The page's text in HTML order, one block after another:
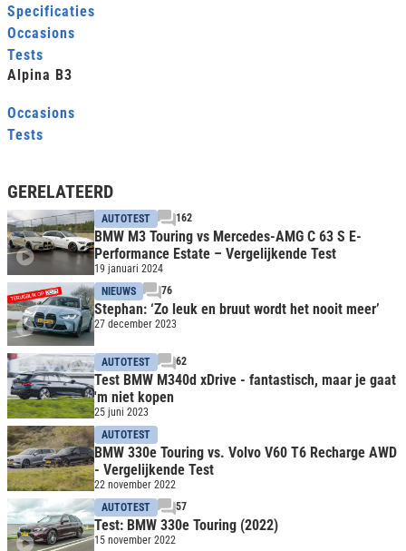
Specificaties
Occasions
Tests
Alpina B3
Occasions
Tests
GERELATEERD
AUTOTEST 162
BMW M3 Touring vs Mercedes-AMG C 63 S E-
Performance Estate – Vergelijkende Test
19 januari 2024
NIEUWS
76
Stephan: ‘Zo leuk en bruut wordt het nooit meer’
27 december 2023
AUTOTEST 62
Test BMW M340d xDrive - fantastisch, maar je gaat
'm niet kopen
25 juni 2023
AUTOTEST
BMW 330e Touring vs. Volvo V60 T6 Recharge AWD
- Vergelijkende Test
22 november 2022
AUTOTEST
57
Test: BMW 330e Touring (2022)
15 november 2022